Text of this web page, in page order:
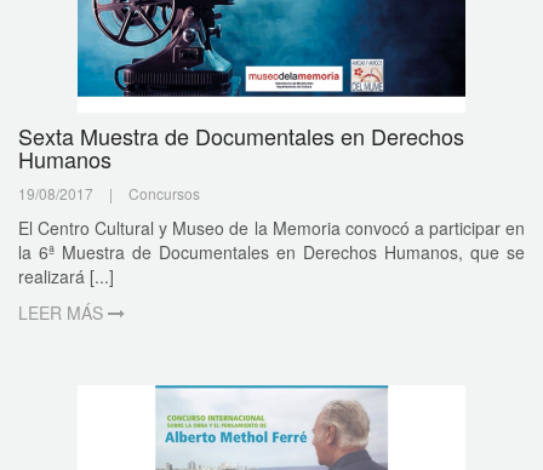
Sexta Muestra de Documentales en Derechos
Humanos
19/08/2017 | Concursos
El Centro Cultural y Museo de la Memoria convocó a participar en
la 6ª Muestra de Documentales en Derechos Humanos, que se
realizará [...]
LEER MÁS